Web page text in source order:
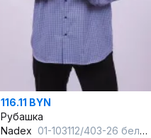
116.11 BYN
Рубашка
Nadex 01-103112/403-26 бело-васильковый